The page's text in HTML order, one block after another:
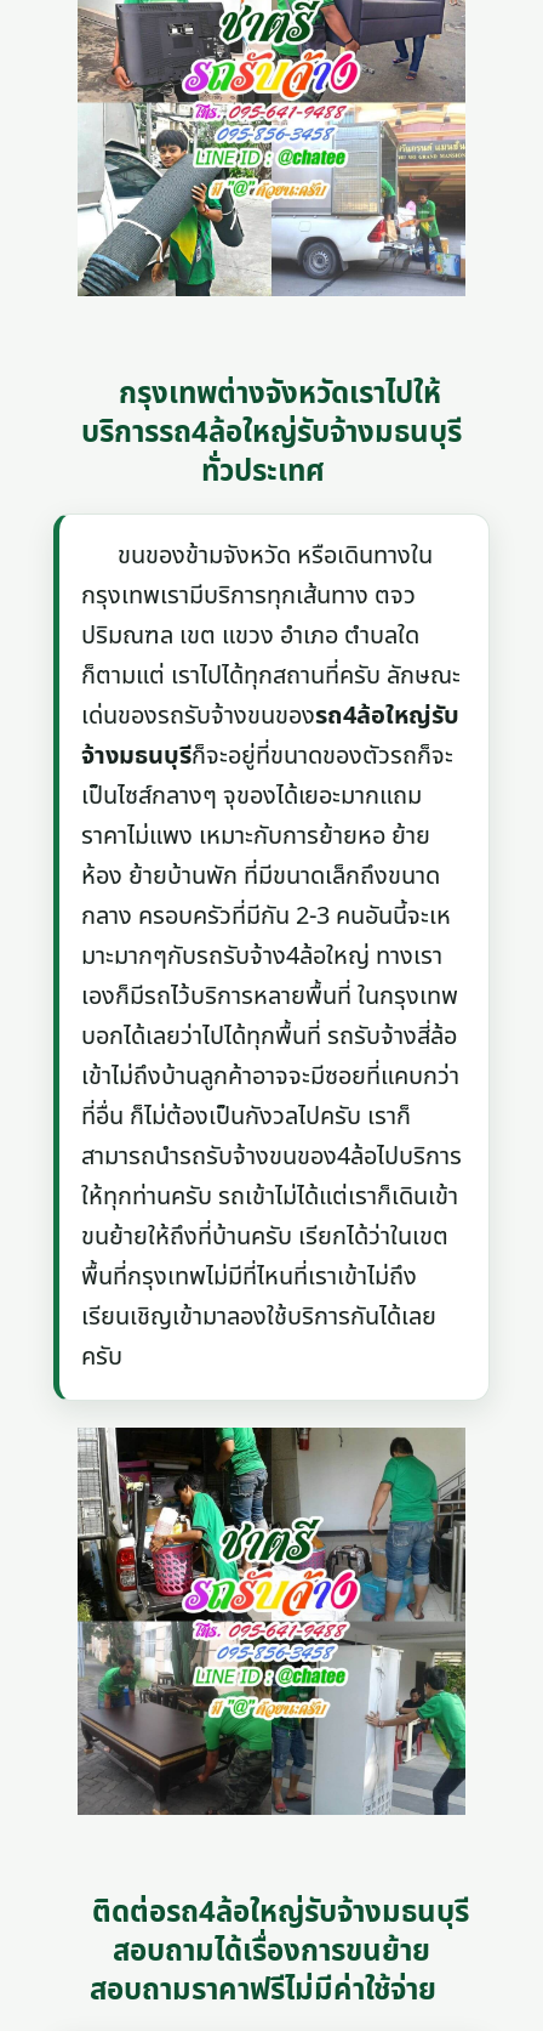
กรุงเทพต่างจังหวัดเราไปให้
บริการรถ4ล้อใหญ่รับจ้างมธนบุรี
ทั่วประเทศ
ขนของข้ามจังหวัด หรือเดินทางใน
กรุงเทพเรามีบริการทุกเส้นทาง ตจว
ปริมณฑล เขต แขวง อำเภอ ตำบลใด
ก็ตามแต่ เราไปได้ทุกสถานที่ครับ ลักษณะ
เด่นของรถรับจ้างขนของรถ4ล้อใหญ่รับ
จ้างมธนบุรีก็จะอยู่ที่ขนาดของตัวรถก็จะ
เป็นไซส์กลางๆ จุของได้เยอะมากแถม
ราคาไม่แพง เหมาะกับการย้ายหอ ย้าย
ห้อง ย้ายบ้านพัก ที่มีขนาดเล็กถึงขนาด
กลาง ครอบครัวที่มีกัน 2-3 คนอันนี้จะเห
มาะมากๆกับรถรับจ้าง4ล้อใหญ่ ทางเรา
เองก็มีรถไว้บริการหลายพื้นที่ ในกรุงเทพ
บอกได้เลยว่าไปได้ทุกพื้นที่ รถรับจ้างสี่ล้อ
เข้าไม่ถึงบ้านลูกค้าอาจจะมีซอยที่แคบกว่า
ที่อื่น ก็ไม่ต้องเป็นกังวลไปครับ เราก็
สามารถนำรถรับจ้างขนของ4ล้อไปบริการ
ให้ทุกท่านครับ รถเข้าไม่ได้แต่เราก็เดินเข้า
ขนย้ายให้ถึงที่บ้านครับ เรียกได้ว่าในเขต
พื้นที่กรุงเทพไม่มีที่ไหนที่เราเข้าไม่ถึง
เรียนเชิญเข้ามาลองใช้บริการกันได้เลย
ครับ
ติดต่อรถ4ล้อใหญ่รับจ้างมธนบุรี
สอบถามได้เรื่องการขนย้าย
สอบถามราคาฟรีไม่มีค่าใช้จ่าย